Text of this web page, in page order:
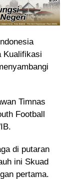
Kualifikasi
Timnas
Football
di putaran
ini Skuad
pertama.